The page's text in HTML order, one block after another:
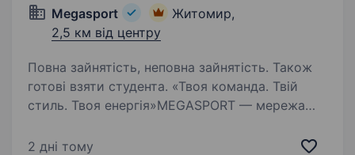
Megasport
Житомир,
2,5 км від центру
Повна зайнятість, неповна зайнятість. Також
готові взяти студента. «Твоя команда. Твій
стиль. Твоя енергія»MEGASPORT — мережа
Ми працюємо з всесвітньовідомими брендами
2 дні тому